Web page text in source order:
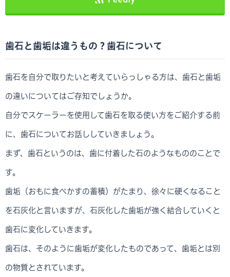
歯石と歯垢は違うもの？歯石について
歯石を自分で取りたいと考えていらっしゃる方は、歯石と歯垢
の違いについてはご存知でしょうか。
自分でスケーラーを使用して歯石を取る使い方をご紹介する前
に、歯石についてお話ししていきましょう。
まず、歯石というのは、歯に付着した石のようなもののことで
す。
歯垢（おもに食べかすの蓄積）がたまり、徐々に硬くなること
を石灰化と言いますが、石灰化した歯垢が強く結合していくと
歯石に変化していきます。
歯石は、そのように歯垢が変化したものであって、歯垢とは別
の物質とされています。